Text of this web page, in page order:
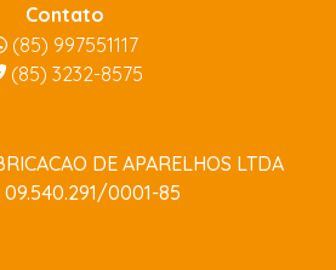
Contato
(85) 997551117
(85) 3232-8575
DE APARELHOS LTDA
09.540.291/0001-85